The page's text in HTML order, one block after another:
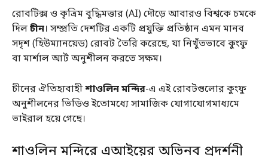
রোবটিক্স ও কৃত্রিম বুদ্ধিমত্তার (AI) দৌড়ে আবারও বিশ্বকে চমকে
দিলচীন। সম্প্রতি দেশটির একটি প্রযুক্তি প্রতিষ্ঠান এমন মানব
সদৃশ (হিউম্যানয়েড) রোবট তৈরি করেছে, যা নিখুঁতভাবে কুংফু
বা মার্শাল আর্ট অনুশীলন করতে সক্ষম।
চীনের ঐতিহ্যবাহীশাওলিন মন্দির-এ এই রোবটগুলোর কুংফু
অনুশীলনের ভিডিও ইতোমধ্যে সামাজিক যোগাযোগমাধ্যমে
ভাইরাল হয়ে গেছে।
শাওলিন মন্দিরে এআইয়ের অভিনব প্রদর্শনী